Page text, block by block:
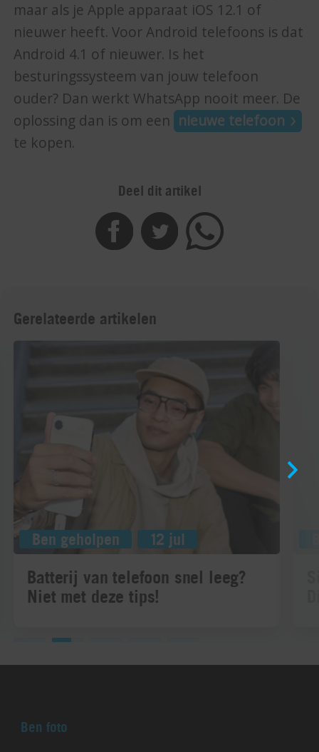
maar als je Apple apparaat iOS 12.1 of
nieuwer heeft. Voor Android telefoons is dat
Android 4.1 of nieuwer. Is het
besturingssysteem van jouw telefoon
ouder? Dan werkt WhatsApp nooit meer. De
oplossing dan is om een nieuwe telefoon
te kopen.
Deel dit artikel
Gerelateerde artikelen
Ben geholpen 12 jul
Batterij van telefoon snel leeg?
Niet met deze tips!
Ben foto